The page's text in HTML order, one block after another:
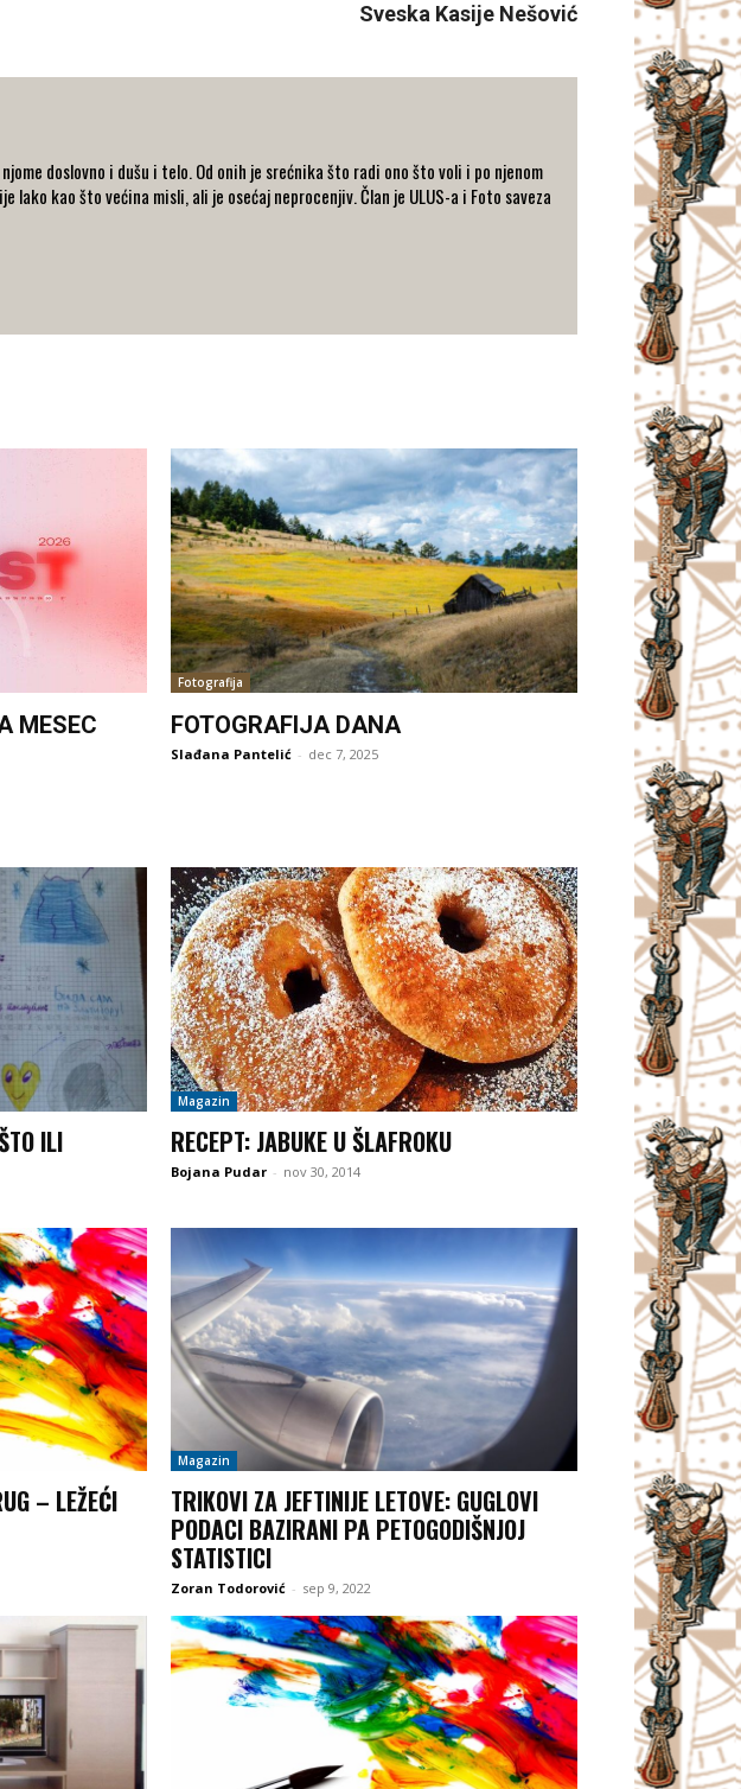
Sveska Kasije Nešović
doslovno i dušu i telo. Od onih je srećnika što radi ono što voli i po njenom
kao što većina misli, ali je osećaj neprocenjiv. Član je ULUS-a i Foto saveza
MESEC
Fotografija
FOTOGRAFIJA DANA
Slađana Pantelić - dec 7, 2025
ILI
Magazin
RECEPT: JABUKE U ŠLAFROKU
Bojana Pudar - nov 30, 2014
– LEŽEĆI
Magazin
TRIKOVI ZA JEFTINIJE LETOVE: GUGLOVI
PODACI BAZIRANI PA PETOGODIŠNJOJ
STATISTICI
Zoran Todorović - sep 9, 2022